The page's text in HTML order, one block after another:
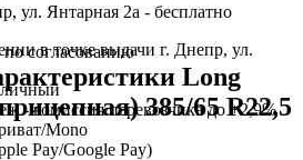
ул. Янтарная 2а - бесплатно
согласованию
в точке выдачи г. Днепр, ул.
- комиссия перевозчика до +2,9%
Mono
Pay/Google Pay)
Long
385/65 R22,5